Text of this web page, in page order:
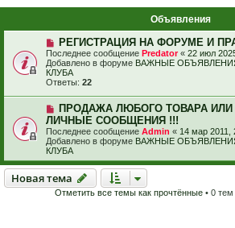
Объявления
РЕГИСТРАЦИЯ НА ФОРУМЕ И
Последнее сообщение Predator« 22 июл
Добавлено в форуме ВАЖНЫЕ
КЛУБА
Ответы: 22
ПРОДАЖА ЛЮБОГО ТОВАРА ИЛИ
ЛИЧНЫЕ СООБЩЕНИЯ !!!
Последнее сообщение Admin « 14 мар 2011,
Добавлено в форуме ВАЖНЫЕ
КЛУБА
Новая тема
Новаятема
Отметить все темы как прочтённые• 0 тем